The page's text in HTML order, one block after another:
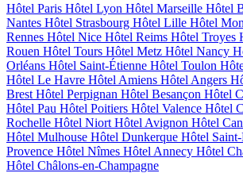
Hôtel Paris Hôtel Lyon Hôtel Marseille Hôtel
Nantes Hôtel Strasbourg Hôtel Lille Hôtel
Rennes Hôtel Nice Hôtel Reims Hôtel Troyes
Rouen Hôtel Tours Hôtel Metz Hôtel Nancy
Orléans Hôtel Saint-Étienne Hôtel Toulon
Hôtel Le Havre Hôtel Amiens Hôtel Angers
Brest Hôtel Perpignan Hôtel Besançon Hôtel
Hôtel Pau Hôtel Poitiers Hôtel Valence Hôtel
Rochelle Hôtel Niort Hôtel Avignon Hôtel
Hôtel Mulhouse Hôtel Dunkerque Hôtel
Provence Hôtel Nîmes Hôtel Annecy Hôtel
Hôtel Châlons-en-Champagne